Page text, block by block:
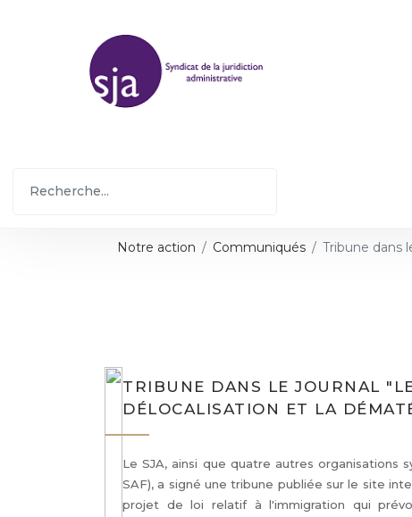
Notre action Communiqués Tribune dans
TRIBUNE DANS LE JOURNAL
DÉLOCALISATION ET LA
Le SJA, ainsi que quatre autres organisations
SAF), a signé une tribune publiée sur le site
projet de loi relatif à l'immigration qui